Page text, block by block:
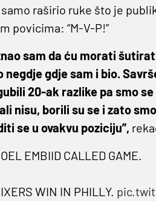
raširio ruke što je
povicima: “M-V-P!”
sam da ću morati
gdje sam i bio.
20-ak razlike pa smo
ali nisu, borili su se i zato
se u ovakvu poziciju”,
EMBIID CALLED GAME.
WIN IN PHILLY.